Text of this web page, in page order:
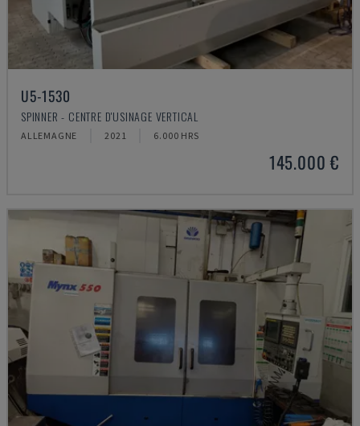
U5-1530
SPINNER - CENTRE D'USINAGE VERTICAL
ALLEMAGNE 2021 6.000 HRS
145.000 €